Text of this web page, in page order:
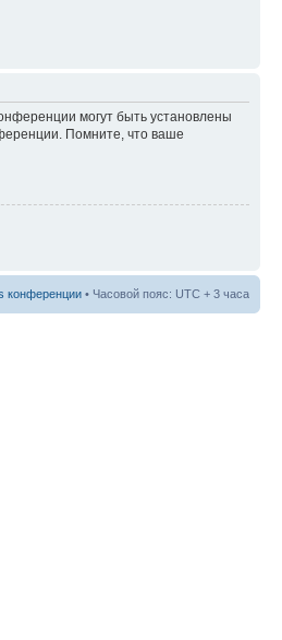
могут быть установлены
Помните, что ваше
конференции • Часовой пояс: UTC + 3 часа